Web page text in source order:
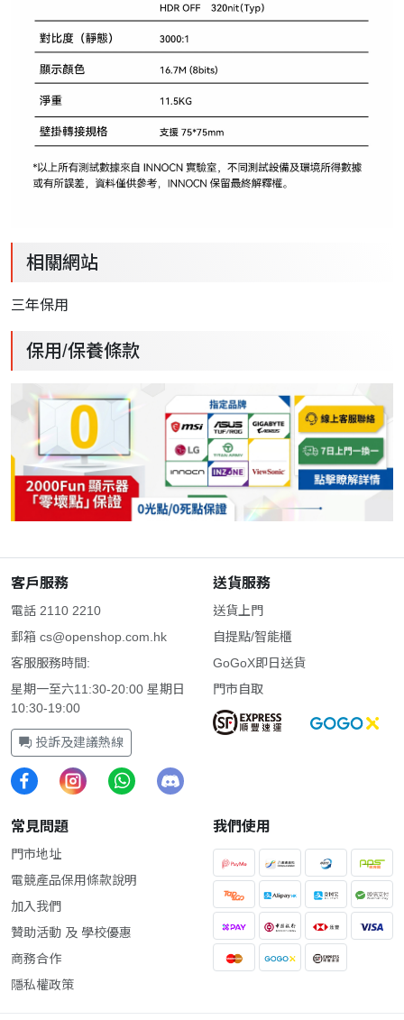
相關網站
三年保用
保用/保養條款
客戶服務
電話 2110 2210
郵箱 cs@openshop.com.hk
客服服務時間:
星期一至六11:30-20:00 星期日
10:30-19:00
投訴及建議熱線
送貨服務
送貨上門
自提點/智能櫃
GoGoX即日送貨
門市自取
常見問題
門市地址
電競產品保用條款說明
加入我們
贊助活動 及 學校優惠
商務合作
隱私權政策
我們使用